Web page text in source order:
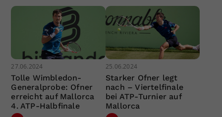
27.06.2024
Tolle Wimbledon-
Generalprobe: Ofner
erreicht auf Mallorca
4. ATP-Halbfinale
25.06.2024
Starker Ofner legt
nach – Viertelfinale
bei ATP-Turnier auf
Mallorca